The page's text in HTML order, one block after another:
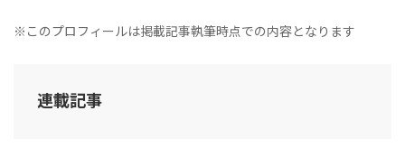
※このプロフィールは掲載記事執筆時点での内容となります
連載記事